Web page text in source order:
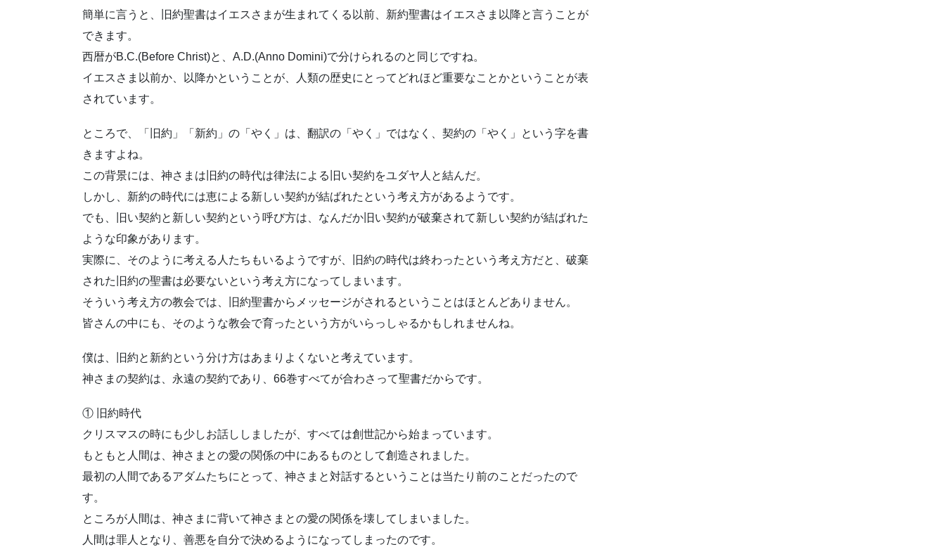
簡単に言うと、旧約聖書はイエスさまが生まれてくる以前、新約聖書はイエスさま以降と言うことが
できます。
西暦がB.C.(Before Christ)と、A.D.(Anno Domini)で分けられるのと同じですね。
イエスさま以前か、以降かということが、人類の歴史にとってどれほど重要なことかということが表
されています。
ところで、「旧約」「新約」の「やく」は、翻訳の「やく」ではなく、契約の「やく」という字を書
きますよね。
この背景には、神さまは旧約の時代は律法による旧い契約をユダヤ人と結んだ。
しかし、新約の時代には恵による新しい契約が結ばれたという考え方があるようです。
でも、旧い契約と新しい契約という呼び方は、なんだか旧い契約が破棄されて新しい契約が結ばれた
ような印象があります。
実際に、そのように考える人たちもいるようですが、旧約の時代は終わったという考え方だと、破棄
された旧約の聖書は必要ないという考え方になってしまいます。
そういう考え方の教会では、旧約聖書からメッセージがされるということはほとんどありません。
皆さんの中にも、そのような教会で育ったという方がいらっしゃるかもしれませんね。
僕は、旧約と新約という分け方はあまりよくないと考えています。
神さまの契約は、永遠の契約であり、66巻すべてが合わさって聖書だからです。
① 旧約時代
クリスマスの時にも少しお話ししましたが、すべては創世記から始まっています。
もともと人間は、神さまとの愛の関係の中にあるものとして創造されました。
最初の人間であるアダムたちにとって、神さまと対話するということは当たり前のことだったので
す。
ところが人間は、神さまに背いて神さまとの愛の関係を壊してしまいました。
人間は罪人となり、善悪を自分で決めるようになってしまったのです。